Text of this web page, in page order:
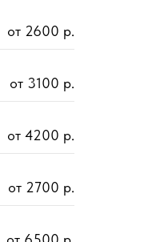
от 2600 р.
от 3100 р.
от 4200 р.
от 2700 р.